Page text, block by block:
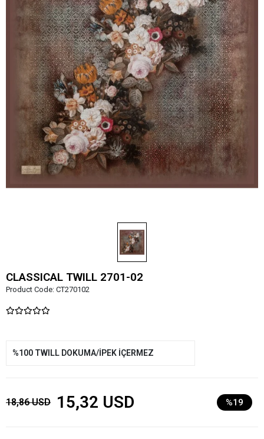
CLASSICAL TWILL 2701-02
Product Code: CT270102
%100 TWILL DOKUMA/İPEK İÇERMEZ
18,86 USD 15,32 USD %19